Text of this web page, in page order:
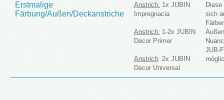
Erstmalige
Färbung/Außen/Deckanstriche
Anstrich: 1x JUBIN
Impregnacia
Anstrich: 1-2x JUBIN
Decor Primer
Anstrich: 2x JUBIN
Decor Universal
sich
JUB-